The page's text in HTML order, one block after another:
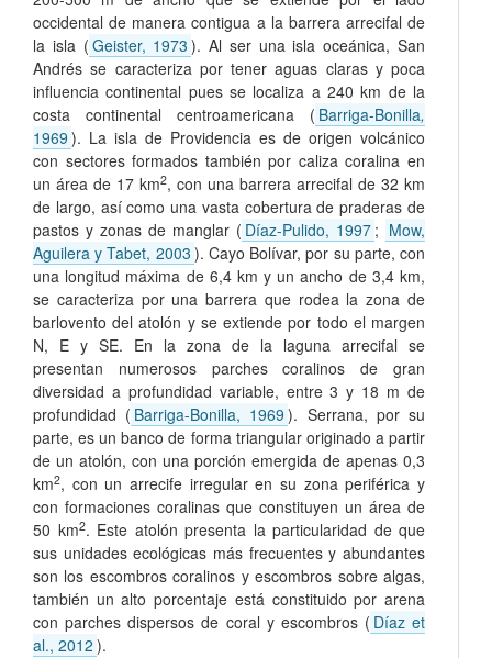
occidental de manera contigua a la barrera arrecifal de
la isla ( Geister, 1973 ). Al ser una isla oceánica, San
Andrés se caracteriza por tener aguas claras y poca
influencia continental pues se localiza a 240 km de la
costa continental centroamericana ( Barriga-Bonilla,
1969 ). La isla de Providencia es de origen volcánico
con sectores formados también por caliza coralina en
un área de 17 km2, con una barrera arrecifal de 32 km
de largo, así como una vasta cobertura de praderas de
pastos y zonas de manglar ( Díaz-Pulido, 1997 ; Mow,
Aguilera y Tabet, 2003 ). Cayo Bolívar, por su parte, con
una longitud máxima de 6,4 km y un ancho de 3,4 km,
se caracteriza por una barrera que rodea la zona de
barlovento del atolón y se extiende por todo el margen
N, E y SE. En la zona de la laguna arrecifal se
presentan numerosos parches coralinos de gran
diversidad a profundidad variable, entre 3 y 18 m de
profundidad ( Barriga-Bonilla, 1969 ). Serrana, por su
parte, es un banco de forma triangular originado a partir
de un atolón, con una porción emergida de apenas 0,3
km2, con un arrecife irregular en su zona periférica y
con formaciones coralinas que constituyen un área de
50 km2. Este atolón presenta la particularidad de que
sus unidades ecológicas más frecuentes y abundantes
son los escombros coralinos y escombros sobre algas,
también un alto porcentaje está constituido por arena
con parches dispersos de coral y escombros ( Díaz et
al., 2012 ).